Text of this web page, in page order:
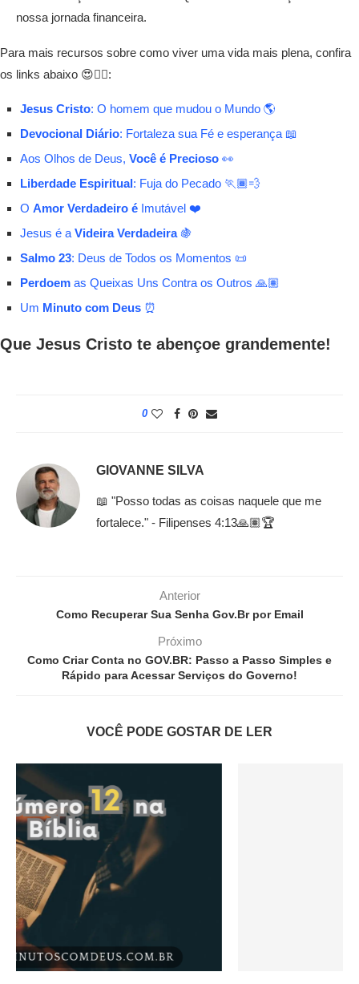
nossa jornada financeira.
Para mais recursos sobre como viver uma vida mais plena, confira
os links abaixo 😍👇🏾:
Jesus Cristo: O homem que mudou o Mundo 🌎
Devocional Diário: Fortaleza sua Fé e esperança 📖
Aos Olhos de Deus, Você é Precioso 👀
Liberdade Espiritual: Fuja do Pecado 🏃🏾💨
O Amor Verdadeiro é Imutável ❤️
Jesus é a Videira Verdadeira🍇
Salmo 23: Deus de Todos os Momentos 📜
Perdoem as Queixas Uns Contra os Outros 🙏🏽
Um Minuto com Deus ⏰
Que Jesus Cristo te abençoe grandemente!
0
GIOVANNE SILVA
📖 "Posso todas as coisas naquele que me
fortalece." - Filipenses 4:13🙏🏽🏆
Anterior
Como Recuperar Sua Senha Gov.Br por Email
Próximo
Como Criar Conta no GOV.BR: Passo a Passo Simples e
Rápido para Acessar Serviços do Governo!
VOCÊ PODE GOSTAR DE LER